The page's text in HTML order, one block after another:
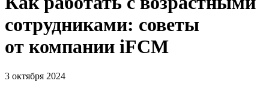
сотрудниками: советы
от компании iFCM
3 октября 2024